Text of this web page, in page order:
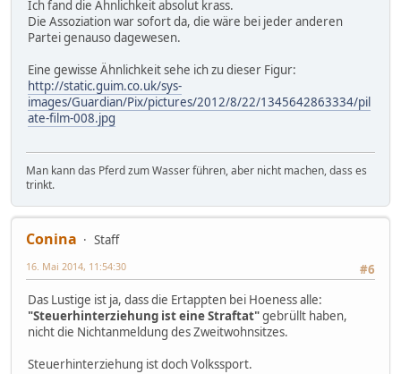
Ich fand die Ähnlichkeit absolut krass.
Die Assoziation war sofort da, die wäre bei jeder anderen
Partei genauso dagewesen.
Eine gewisse Ähnlichkeit sehe ich zu dieser Figur:
http://static.guim.co.uk/sys-
images/Guardian/Pix/pictures/2012/8/22/1345642863334/pil
ate-film-008.jpg
Man kann das Pferd zum Wasser führen, aber nicht machen, dass es
trinkt.
Conina
Staff
#6
16. Mai 2014, 11:54:30
Das Lustige ist ja, dass die Ertappten bei Hoeness alle:
"Steuerhinterziehung ist eine Straftat"gebrüllt haben,
nicht die Nichtanmeldung des Zweitwohnsitzes.
Steuerhinterziehung ist doch Volkssport.